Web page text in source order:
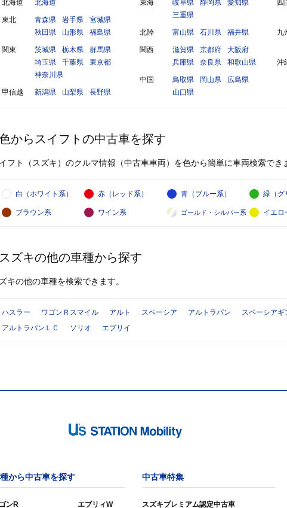
北海道 北海道
東北 青森県 岩手県
宮城県
秋田県
山形県 福島県
関東 茨城県 栃木県
群馬県
埼玉県
千葉県
東京都
神奈川県
甲信越 新潟県 山梨県 長野県
東海 岐阜県 静岡県
愛知県
三重県
北陸 富山県 石川県 福井県
関西 滋賀県 京都府
大阪府
兵庫県
奈良県 和歌山県
中国 鳥取県 岡山県
広島県
山口県
四
九
沖
からスイフトの中古車を探す
フト（スズキ）のクルマ情報（中古車車両）を色から簡単に車両検索でき
白（ホワイト系） 赤（レッド系） 青（ブルー系） 緑（グ
ブラウン系 ワイン系 ゴールド・シルバー系 イエロ
ズキの他の車種から探す
キの他の車種を検索できます。
ハスラー ワゴンＲスマイル アルト スペーシア アルトラパン スペーシアギ
アルトラパンＬＣ
ソリオ エブリイ
から中古車を探す
ンR エブリィW
中古車特集
スズキプレミアム認定中古車